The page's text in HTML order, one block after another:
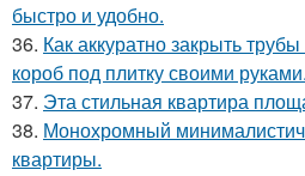
быстро и удобно.
36. Как аккуратно закрыть
короб под плитку своими руками.
37. Эта стильная квартира
38. Монохромный
квартиры.